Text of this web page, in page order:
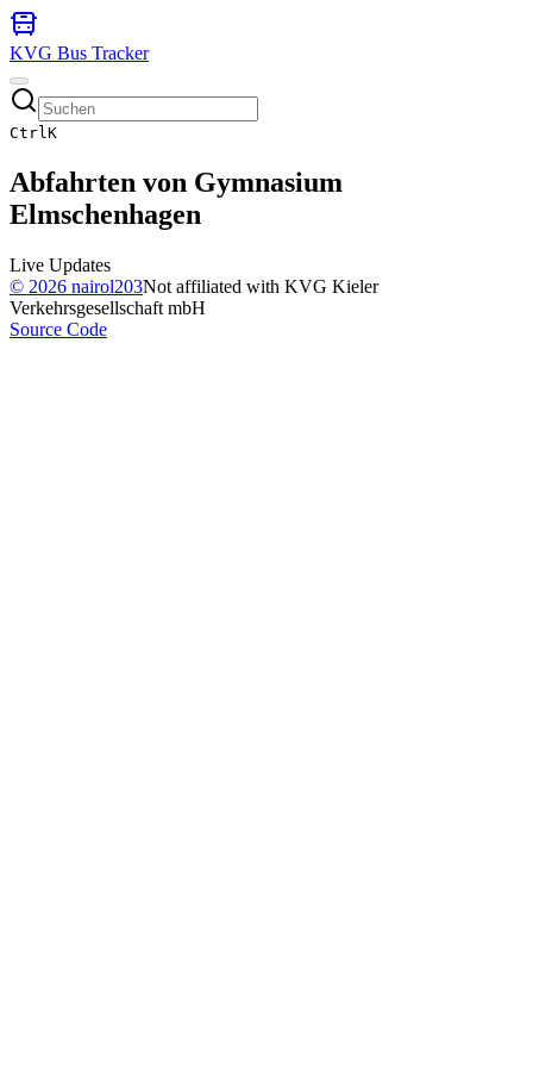
KVG Bus Tracker
CtrlK
Abfahrten von Gymnasium
Elmschenhagen
Live Updates
© 2026 nairol203Not affiliated with KVG Kieler
Verkehrsgesellschaft mbH
Source Code